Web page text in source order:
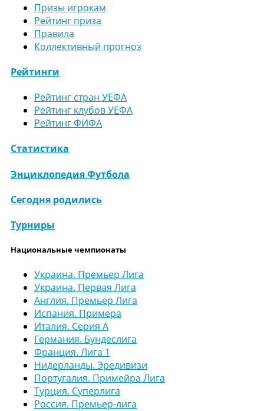
Призы игрокам
Рейтинг приза
Правила
Коллективный прогноз
Рейтинги
Рейтинг стран УЕФА
Рейтинг клубов УЕФА
Рейтинг ФИФА
Статистика
Энциклопедия Футбола
Сегодня родились
Турниры
Национальные чемпионаты
Украина. Премьер Лига
Украина. Первая Лига
Англия. Премьер Лига
Испания. Примера
Италия. Серия А
Германия. Бундеслига
Франция. Лига 1
Нидерланды. Эредивизи
Португалия. Примейра Лига
Турция. Суперлига
Россия. Премьер-лига